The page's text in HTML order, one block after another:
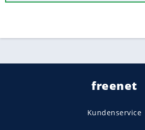
freenet
Kundenservice